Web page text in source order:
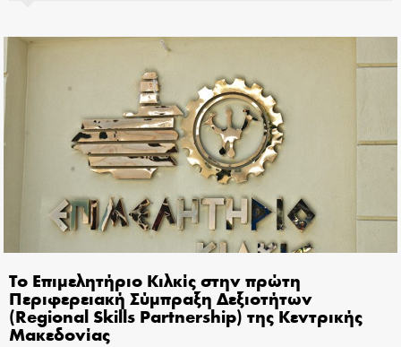
Το Επιμελητήριο Κιλκίς στην πρώτη
Περιφερειακή Σύμπραξη Δεξιοτήτων
(Regional Skills Partnership) της Κεντρικής
Μακεδονίας